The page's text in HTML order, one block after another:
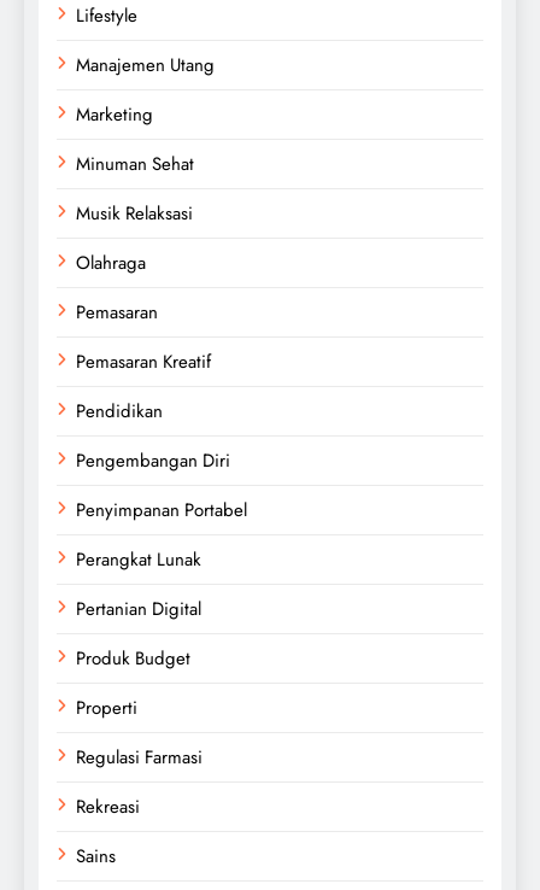
Lifestyle
Manajemen Utang
Marketing
Minuman Sehat
Musik Relaksasi
Olahraga
Pemasaran
Pemasaran Kreatif
Pendidikan
Pengembangan Diri
Penyimpanan Portabel
Perangkat Lunak
Pertanian Digital
Produk Budget
Properti
Regulasi Farmasi
Rekreasi
Sains